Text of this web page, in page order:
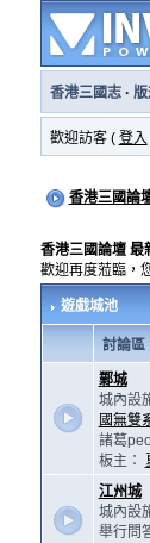
香港三國志· 版
歡迎訪客 ( 登入
香港三國論
香港三國論壇 最
歡迎再度蒞臨，
遊戲城池
討論區
鄴城
城內設
國無雙
諸葛
板主：
江州城
城內設
舉行問